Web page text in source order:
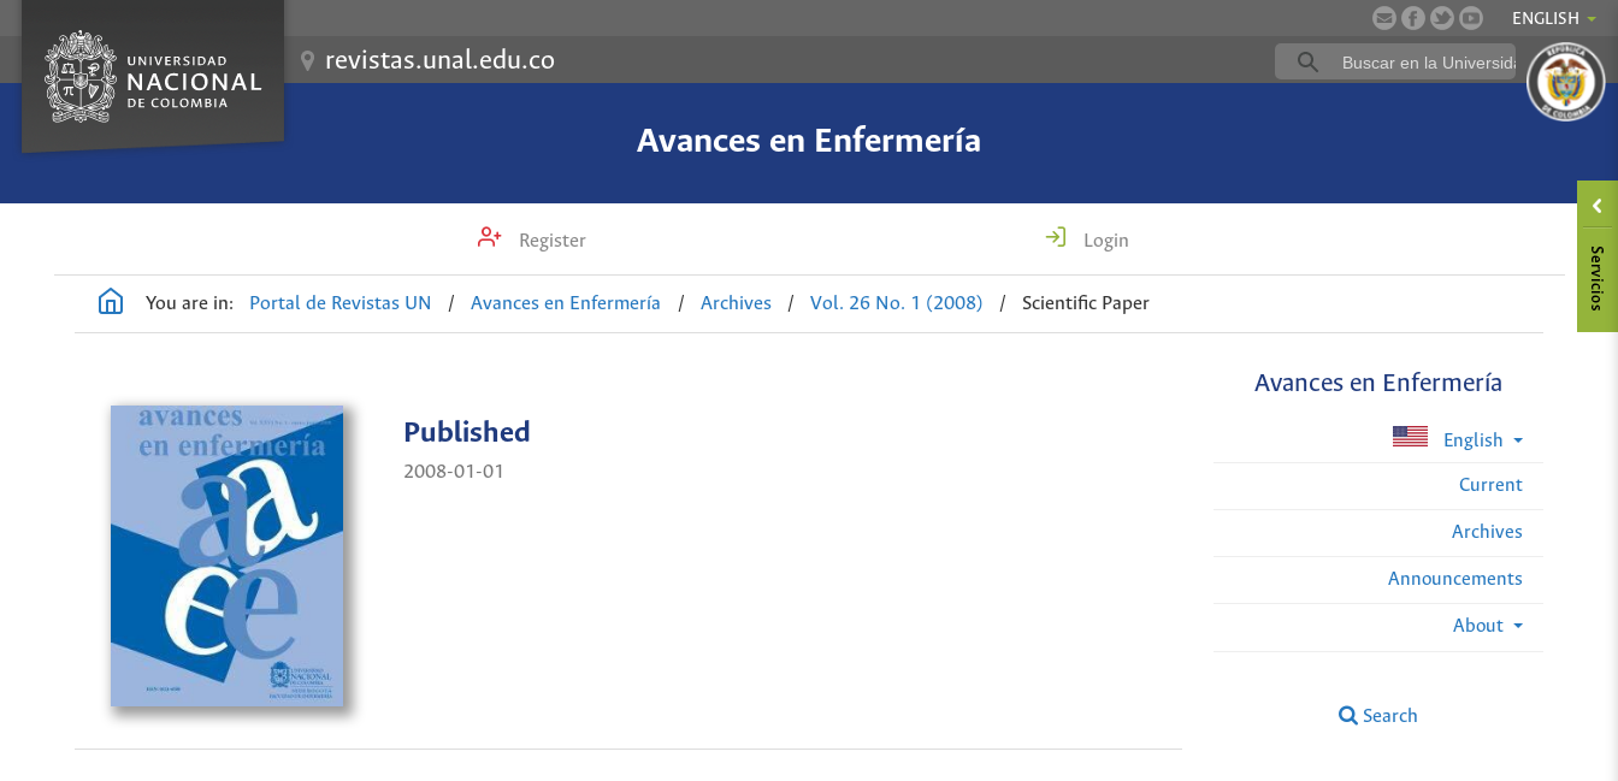
ENGLISH
revistas.unal.edu.co
Avances en Enfermería
Register Login
You are in: Portal de Revistas UN / Avances en Enfermería / Archives / Vol. 26 No. 1 (2008) / Scientific Paper
Avances en Enfermería
English
Current
Archives
Announcements
About
Search
Published
2008-01-01